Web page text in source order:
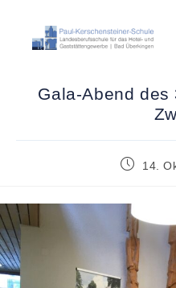
Gala-Abend des
14.